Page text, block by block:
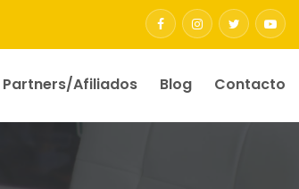
Partners/Afiliados Blog Contacto